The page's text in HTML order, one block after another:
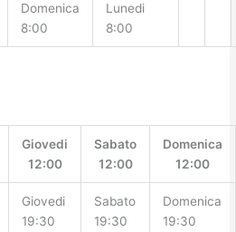
Domenica
8:00
Lunedi
8:00
Giovedi
12:00
Sabato
12:00
Domenica
12:00
Giovedi
19:30
Sabato
19:30
Domenica
19:30